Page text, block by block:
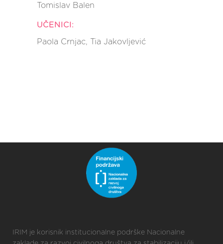
Tomislav Balen
UČENICI:
Paola Crnjac, Tia Jakovljević
IRIM je korisnik institucionalne podrške Nacionalne